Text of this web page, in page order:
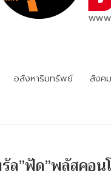
อสังหาริมทรัพย์ สังค
ล”ฟัด”พลัสคอน